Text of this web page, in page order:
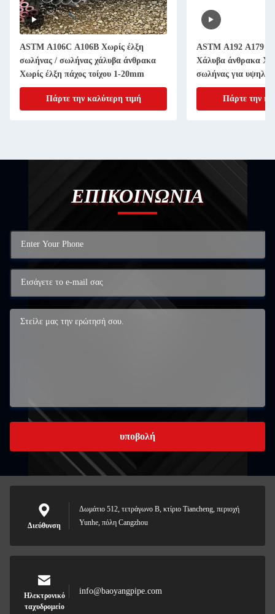
ASTM A106C A106B Χωρίς έλξη
σωλήνας / σωλήνας χάλυβα άνθρακα
Χωρίς έλξη πάχος τοίχου 1-20mm
Πάρτε την καλύτερη τιμή
ASTM A192 A179
Χάλυβα άνθρακα
σωλήνας για υψηλή
Πάρτε την
ΕΠΙΚΟΙΝΩΝΙΑ
υποβολή
Διεύθυνση
Δωμάτιο 512, τετράγωνο Β, κτίριο Tiancheng, περιοχή
Yunhe, πόλη Cangzhou
Ηλεκτρονικό
ταχυδρομείο
info@baoyangpipe.com